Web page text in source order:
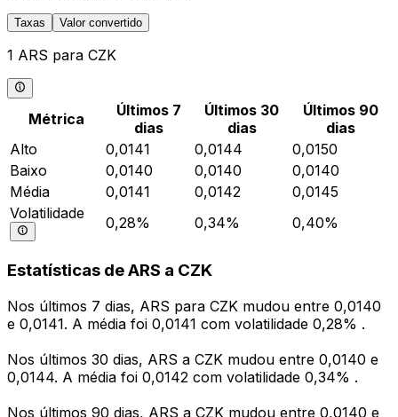
Taxas Valor convertido
1 ARS para CZK
Métrica
Últimos 7
dias
Últimos 30
dias
Últimos 90
dias
Alto
0,0141 0,0144
0,0150
Baixo
0,0140 0,0140
0,0140
Média
0,0141 0,0142
0,0145
Volatilidade
0,28% 0,34% 0,40%
Estatísticas de ARS a CZK
Nos últimos 7 dias, ARS para CZK mudou entre 0,0140
e 0,0141. A média foi 0,0141 com volatilidade 0,28% .
Nos últimos 30 dias, ARS a CZK mudou entre 0,0140 e
0,0144. A média foi 0,0142 com volatilidade 0,34% .
Nos últimos 90 dias, ARS a CZK mudou entre 0,0140 e